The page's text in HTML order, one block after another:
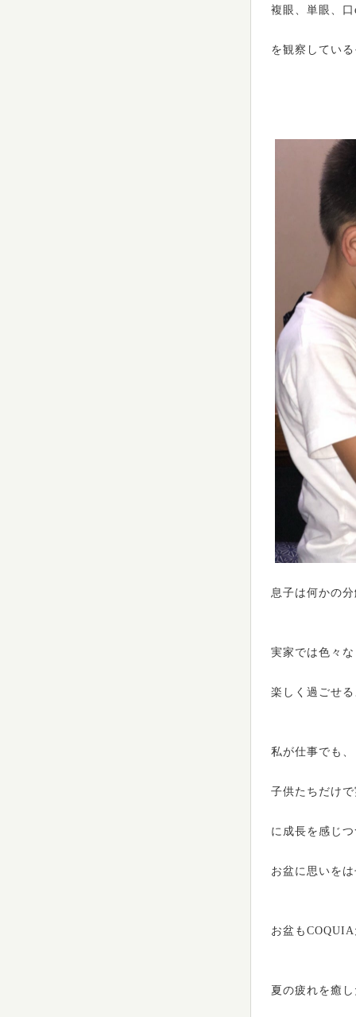
複眼、単眼、
を観察してい
息子は何かの
実家では色々
楽しく過ごせ
私が仕事でも、
子供たちだけ
に成長を感じ
お盆に思いを
お盆も
夏の疲れを癒